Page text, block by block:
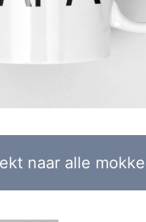
naar alle